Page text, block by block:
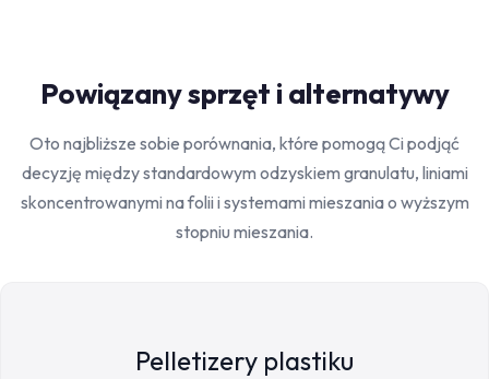
Powiązany sprzęt i alternatywy
Oto najbliższe sobie porównania, które pomogą Ci podjąć
decyzję między standardowym odzyskiem granulatu, liniami
skoncentrowanymi na folii i systemami mieszania o wyższym
stopniu mieszania.
Pelletizery plastiku